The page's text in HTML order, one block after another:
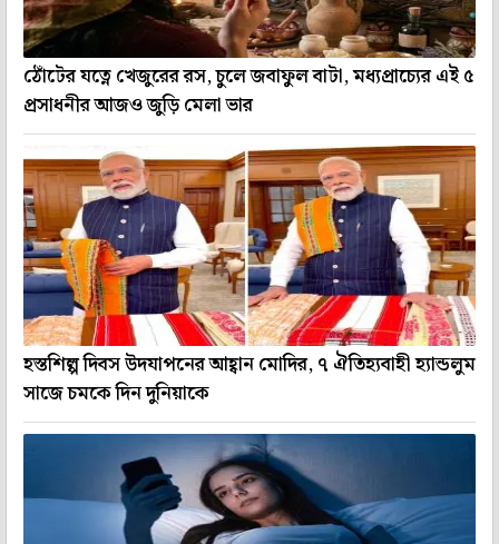
ঠোঁটের যত্নে খেজুরের রস, চুলে জবাফুল বাটা, মধ্যপ্রাচ্যের এই ৫
প্রসাধনীর আজও জুড়ি মেলা ভার
হস্তশিল্প দিবস উদযাপনের আহ্বান মোদির, ৭ ঐতিহ্যবাহী হ্যান্ডলুম
সাজে চমকে দিন দুনিয়াকে